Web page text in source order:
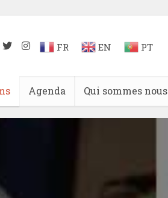
FR EN PT
Agenda Qui sommes nous